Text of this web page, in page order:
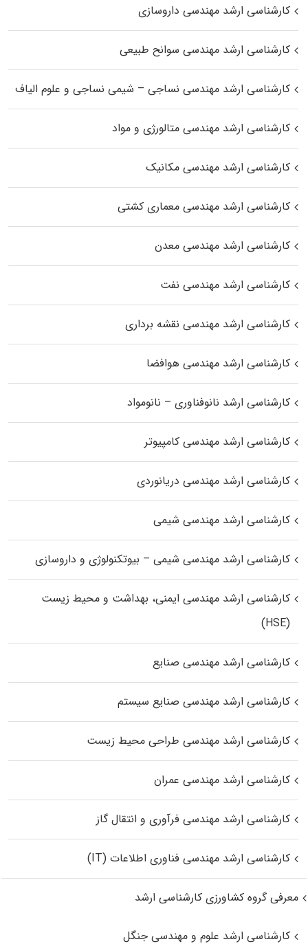
کارشناسی ارشد مهندسی داروسازی
کارشناسی ارشد مهندسی سوانح طبیعی
کارشناسی ارشد مهندسی نساجی – شیمی نساجی و علوم الیاف
کارشناسی ارشد مهندسی متالورژی و مواد
کارشناسی ارشد مهندسی مکانیک
کارشناسی ارشد مهندسی معماری کشتی
کارشناسی ارشد مهندسی معدن
کارشناسی ارشد مهندسی نفت
کارشناسی ارشد مهندسی نقشه برداری
کارشناسی ارشد مهندسی هوافضا
کارشناسی ارشد نانوفناوری – نانومواد
کارشناسی ارشد مهندسی کامپیوتر
کارشناسی ارشد مهندسی دریانوردی
کارشناسی ارشد مهندسی شیمی
کارشناسی ارشد مهندسی شیمی – بیوتکنولوژی و داروسازی
کارشناسی ارشد مهندسی ایمنی، بهداشت و محیط زیست
(HSE)
کارشناسی ارشد مهندسی صنایع
کارشناسی ارشد مهندسی صنایع سیستم
کارشناسی ارشد مهندسی طراحی محیط زیست
کارشناسی ارشد مهندسی عمران
کارشناسی ارشد مهندسی فرآوری و انتقال گاز
کارشناسی ارشد مهندسی فناوری اطلاعات (IT)
معرفی گروه کشاورزی کارشناسی ارشد
کارشناسی ارشد علوم و مهندسی جنگل